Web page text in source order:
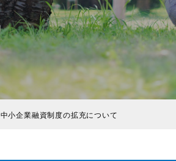
中小企業融資制度の拡充について